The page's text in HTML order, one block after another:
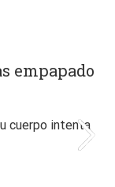
empapado